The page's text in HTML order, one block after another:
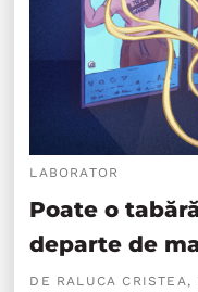
LABORATOR
Poate o
departe de
DE RALUCA